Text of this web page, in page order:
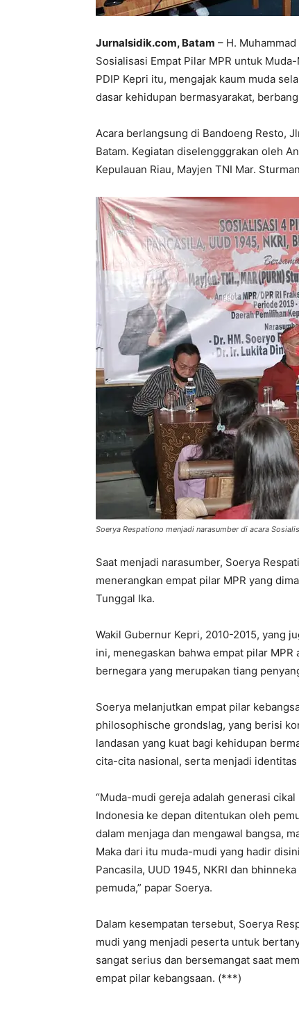
Jurnalsidik.com, Batam – H.
Sosialisasi Empat Pilar MPR untuk
PDIP Kepri itu, mengajak kaum muda
dasar kehidupan bermasyarakat,
Acara berlangsung di Bandoeng Resto,
Batam. Kegiatan diselengggrakan oleh
Kepulauan Riau, Mayjen TNI Mar.
Soerya Respationo menjadi narasumber di acara
Saat menjadi narasumber, Soerya
menerangkan empat pilar MPR yang
Tunggal Ika.
Wakil Gubernur Kepri, 2010-2015, yang
ini, menegaskan bahwa empat pilar
bernegara yang merupakan tiang
Soerya melanjutkan empat pilar
philosophische grondslag, yang berisi
landasan yang kuat bagi kehidupan
cita-cita nasional, serta menjadi
“Muda-mudi gereja adalah generasi
Indonesia ke depan ditentukan oleh
dalam menjaga dan mengawal bangsa,
Maka dari itu muda-mudi yang hadir
Pancasila, UUD 1945, NKRI dan
pemuda,” papar Soerya.
Dalam kesempatan tersebut, Soerya
mudi yang menjadi peserta untuk
sangat serius dan bersemangat saat
empat pilar kebangsaan. (***)